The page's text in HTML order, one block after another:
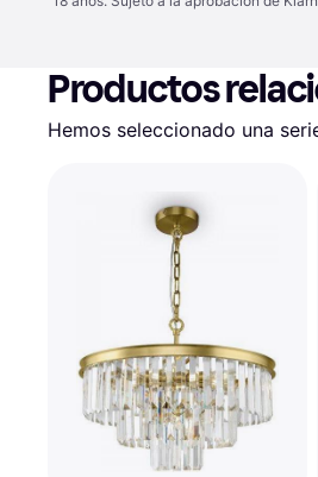
Productos
Hemos seleccionado una